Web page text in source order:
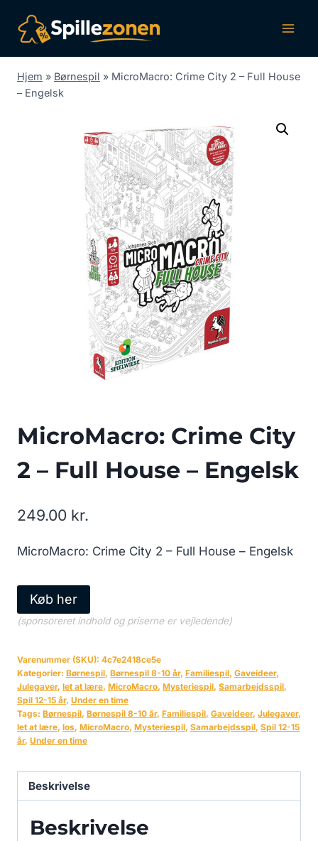
indhold
Hjem » Børnespil » MicroMacro: Crime City 2 – Full House
– Engelsk
MicroMacro: Crime City
2 – Full House – Engelsk
249.00 kr.
MicroMacro: Crime City 2 – Full House – Engelsk
Køb her
(sponsoreret indhold og priserne er vejledende)
Varenummer (SKU): 4c7e2418ce5e
Kategorier: Børnespil, Børnespil 8-10 år, Familiespil, Gaveideer,
Julegaver, let at lære, MicroMacro, Mysteriespil, Samarbejdsspil,
Spil 12-15 år, Under en time
Tags: Børnespil, Børnespil 8-10 år, Familiespil, Gaveideer, Julegaver,
let at lære, los, MicroMacro, Mysteriespil, Samarbejdsspil, Spil 12-15
år, Under en time
Beskrivelse
Beskrivelse